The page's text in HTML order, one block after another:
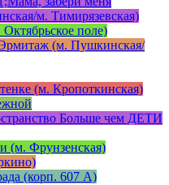
м. Тимирязевская)
поле)
(м. Пушкинская/
(м. Кропоткинская)
Больше чем ДЕТИ
(м. Фрунзенская)
(корп. 607 A)